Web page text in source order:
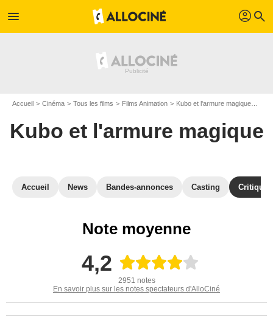
menu profil search
Accueil Cinéma Tous les films Films Animation Kubo et l'armure magique
Kubo et l'armure magique
Accueil News Bandes-annonces Casting
Note moyenne
4,2
2951 notes
En savoir plus sur les notes spectateurs d'AlloCiné